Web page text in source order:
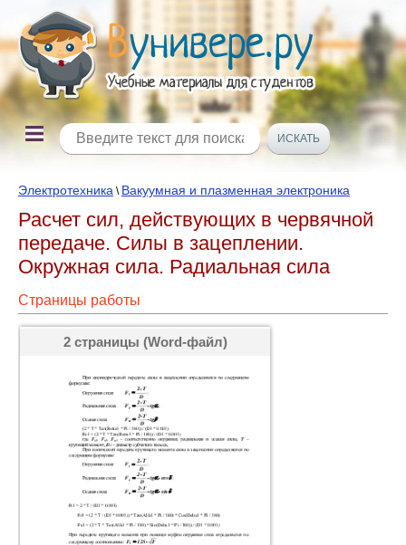
Электротехника \ Вакуумная и плазменная электроника
Расчет сил, действующих в червячной
передаче. Силы в зацеплении.
Окружная сила. Радиальная сила
Страницы работы
2 страницы (Word-файл)